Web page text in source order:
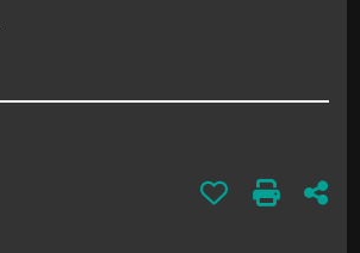
Stampa:
Preferiti: Cod.